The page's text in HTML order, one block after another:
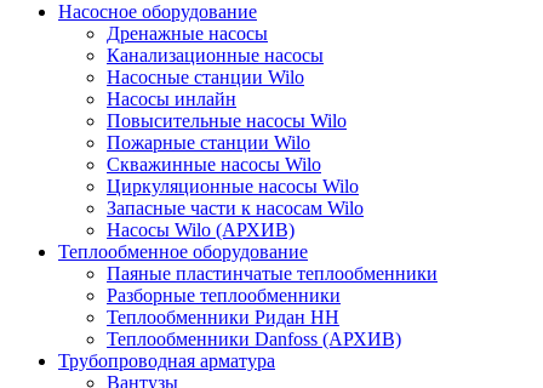
Насосное оборудование
Дренажные насосы
Канализационные насосы
Насосные станции Wilo
Насосы инлайн
Повысительные насосы Wilo
Пожарные станции Wilo
Скважинные насосы Wilo
Циркуляционные насосы Wilo
Запасные части к насосам Wilo
Насосы Wilo (АРХИВ)
Теплообменное оборудование
Паяные пластинчатые теплообменники
Разборные теплообменники
Теплообменники Ридан НН
Теплообменники Danfoss (АРХИВ)
Трубопроводная арматура
Вантузы